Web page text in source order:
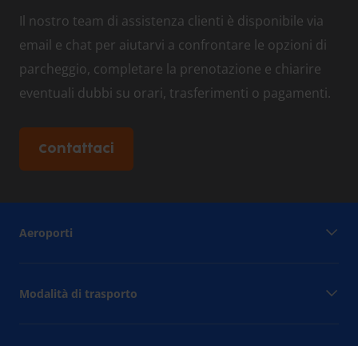
Il nostro team di assistenza clienti è disponibile via
email e chat per aiutarvi a confrontare le opzioni di
parcheggio, completare la prenotazione e chiarire
eventuali dubbi su orari, trasferimenti o pagamenti.
Contattaci
Aeroporti
Modalità di trasporto